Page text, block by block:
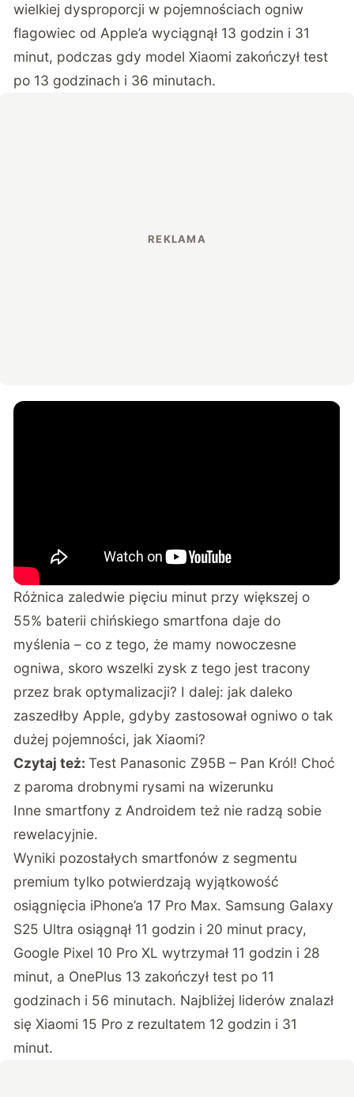
wielkiej dysproporcji w pojemnościach ogniw
flagowiec od Apple’a wyciągnął 13 godzin i 31
minut, podczas gdy model Xiaomi zakończył test
po 13 godzinach i 36 minutach.
Różnica zaledwie pięciu minut przy większej o
55% baterii chińskiego smartfona daje do
myślenia – co z tego, że mamy nowoczesne
ogniwa, skoro wszelki zysk z tego jest tracony
przez brak optymalizacji? I dalej: jak daleko
zaszedłby Apple, gdyby zastosował ogniwo o tak
dużej pojemności, jak Xiaomi?
Czytaj też:Test Panasonic Z95B – Pan Król! Choć
z paroma drobnymi rysami na wizerunku
Inne smartfony z Androidem też nie radzą sobie
rewelacyjnie.
Wyniki pozostałych smartfonów z segmentu
premium tylko potwierdzają wyjątkowość
osiągnięcia iPhone’a 17 Pro Max. Samsung Galaxy
S25 Ultra osiągnął 11 godzin i 20 minut pracy,
Google Pixel 10 Pro XL wytrzymał 11 godzin i 28
minut, a OnePlus 13 zakończył test po 11
godzinach i 56 minutach. Najbliżej liderów znalazł
się Xiaomi 15 Pro z rezultatem 12 godzin i 31
minut.